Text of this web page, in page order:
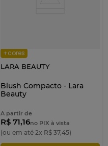
+cores
LARA BEAUTY
Blush Compacto - Lara
Beauty
A partir de
R$ 71,16no PIX à vista
(ou em até 2x R$ 37,45)